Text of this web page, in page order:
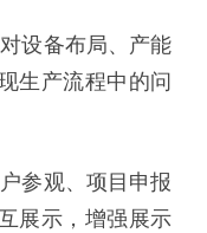
设备布局、产能
生产流程中的问
参观、项目申报
展示，增强展示